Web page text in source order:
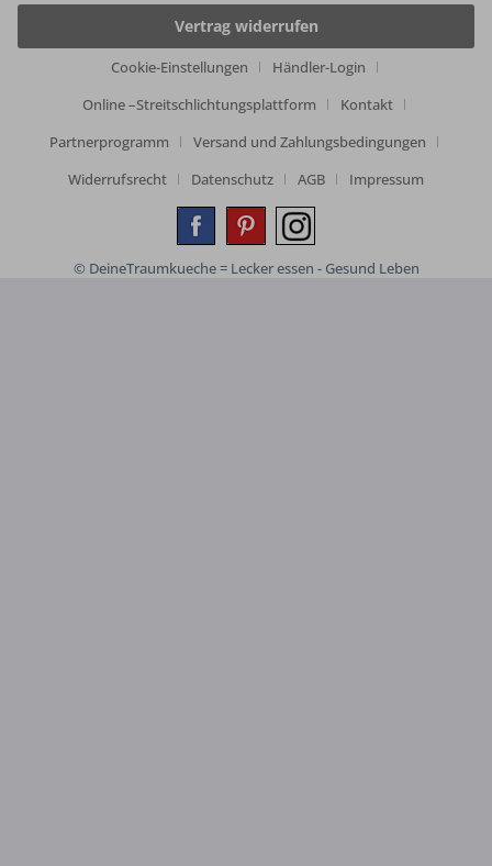
Vertrag widerrufen
Cookie-Einstellungen
Händler-Login
Online –Streitschlichtungsplattform
Kontakt
Partnerprogramm
Versand und Zahlungsbedingungen
Widerrufsrecht
Datenschutz AGB Impressum
© DeineTraumkueche = Lecker essen - Gesund Leben